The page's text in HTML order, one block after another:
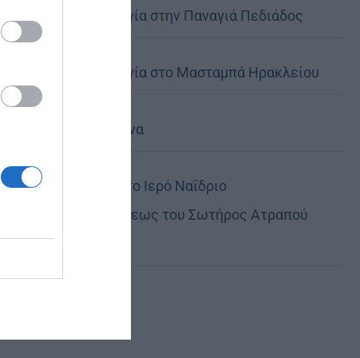
Θεία Λειτουργία στην Παναγιά Πεδιάδος
Θεία Λειτουργία στο Μασταμπά Ηρακλείου
Τα Ιερά Κείμενα
Πανηγυρίζει το Ιερό Ναΐδριο
Μεταμορφώσεως του Σωτήρος Ατραπού
Φλώρινας